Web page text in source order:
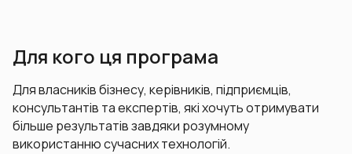
Для кого ця програма
Для власників бізнесу, керівників, підприємців,
консультантів та експертів, які хочуть отримувати
більше результатів завдяки розумному
використанню сучасних технологій.